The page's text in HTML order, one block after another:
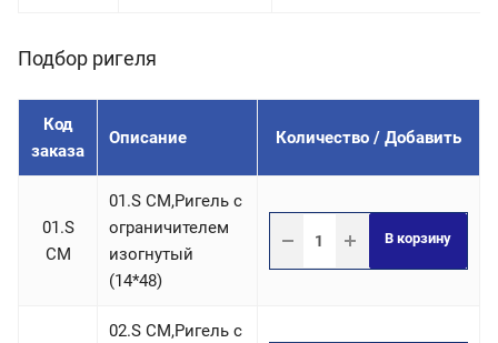
Подбор ригеля
Код
заказа
Описание Количество / Добавить
01.S
СM
01.S СM,Ригель c
ограничителем
изогнутый
(14*48)
В корзину
02.S СM,Ригель c